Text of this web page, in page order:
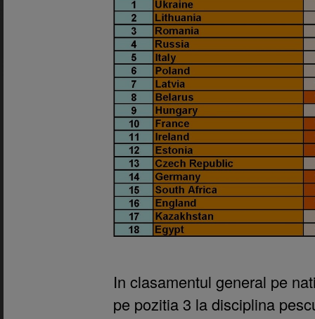
In clasamentul general pe
pe pozitia 3 la disciplina